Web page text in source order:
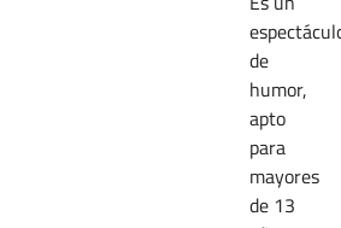
de
humor,
apto
para
mayores
de 13